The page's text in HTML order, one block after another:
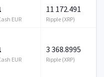
EUR
11 172.491
Ripple (XRP)
EUR
3 368.8995
Ripple (XRP)